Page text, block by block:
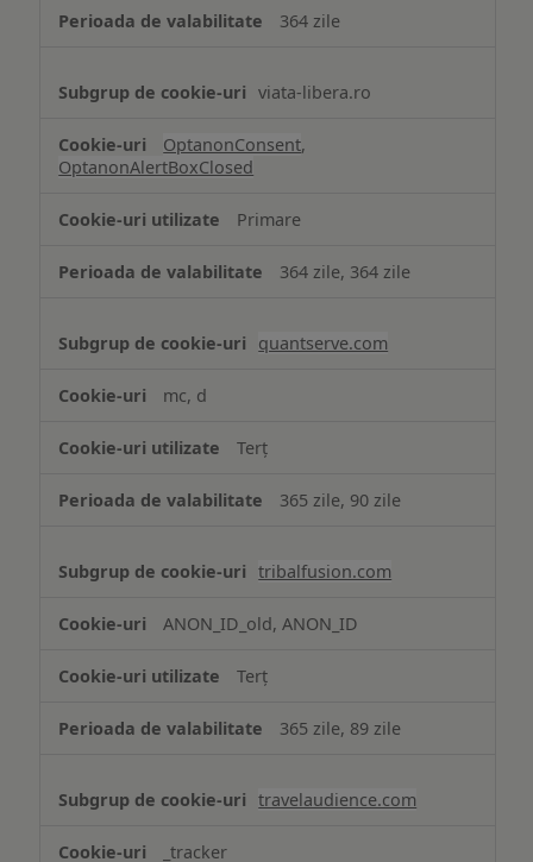
364 zile
viata-libera.ro
OptanonConsent,
OptanonAlertBoxClosed
Primare
364 zile, 364 zile
quantserve.com
mc, d
Terț
365 zile, 90 zile
tribalfusion.com
ANON_ID_old, ANON_ID
Terț
365 zile, 89 zile
travelaudience.com
_tracker